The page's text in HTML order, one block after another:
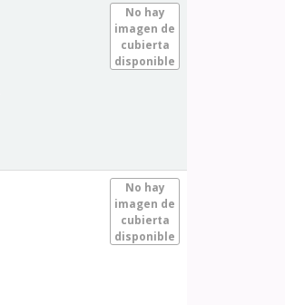
No hay
imagen de
cubierta
disponible
No hay
imagen de
cubierta
disponible